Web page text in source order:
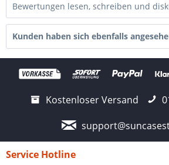
Bewertungen lesen, schreiben und
Kunden haben sich ebenfalls
Kostenloser Versand
Service Hotline